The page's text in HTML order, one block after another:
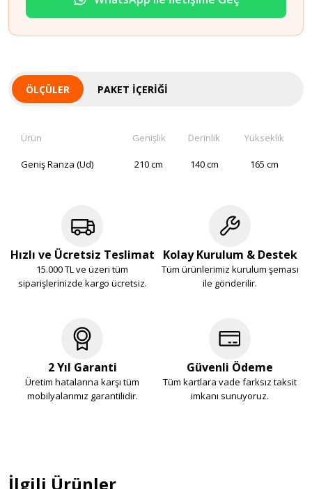
ÖLÇÜLER PAKET İÇERIĞI
Ürün Genişlik Derinlik Yükseklik
Geniş Ranza (Ud) 210 cm 140 cm 165 cm
Hızlı ve Ücretsiz Teslimat
15.000 TL ve üzeri tüm
siparişlerinizde kargo ücretsiz.
Kolay Kurulum & Destek
Tüm ürünlerimiz kurulum şeması
ile gönderilir.
2 Yıl Garanti
Üretim hatalarına karşı tüm
mobilyalarımız garantilidir.
Güvenli Ödeme
Tüm kartlara vade farksız taksit
imkanı sunuyoruz.
İlgili Ürünler